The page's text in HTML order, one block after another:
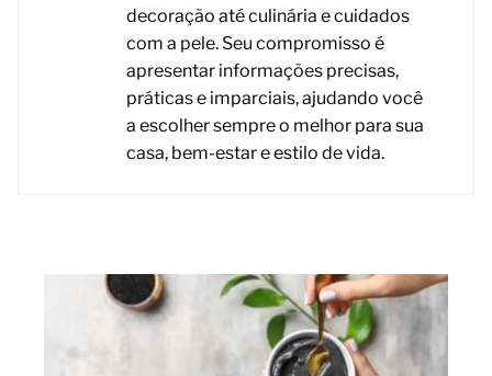
decoração até culinária e cuidados
com a pele. Seu compromisso é
apresentar informações precisas,
práticas e imparciais, ajudando você
a escolher sempre o melhor para sua
casa, bem-estar e estilo de vida.